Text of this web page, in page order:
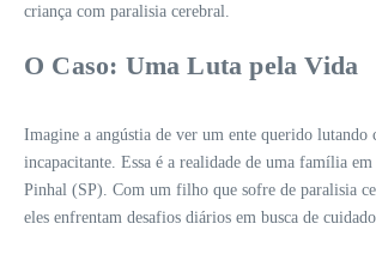
criança com paralisia cerebral.
O Caso: Uma Luta pela Vida
Imagine a angústia de ver um ente querido lutando
incapacitante. Essa é a realidade de uma família
Pinhal (SP). Com um filho que sofre de paralisia
eles enfrentam desafios diários em busca de